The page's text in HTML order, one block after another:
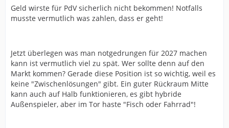
Geld wirste für PdV sicherlich nicht bekommen! Notfalls
musste vermutlich was zahlen, dass er geht!
Jetzt überlegen was man notgedrungen für 2027 machen
kann ist vermutlich viel zu spät. Wer sollte denn auf den
Markt kommen? Gerade diese Position ist so wichtig, weil es
keine "Zwischenlösungen" gibt. Ein guter Rückraum Mitte
kann auch auf Halb funktionieren, es gibt hybride
Außenspieler, aber im Tor haste "Fisch oder Fahrrad"!